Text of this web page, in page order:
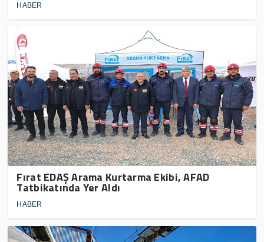
HABER
Fırat EDAŞ Arama Kurtarma Ekibi, AFAD
Tatbikatında Yer Aldı
HABER